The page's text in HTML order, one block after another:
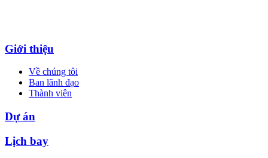
Giới thiệu
Về chúng tôi
Ban lãnh đạo
Thành viên
Dự án
Lịch bay